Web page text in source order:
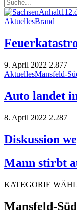
AktuellesBrand
9. April 2022 2.877
AktuellesMansfeld-
Auto landet
8. April 2022 2.287
Diskussion
Mann stirbt
KATEGORIE
Mansfeld-